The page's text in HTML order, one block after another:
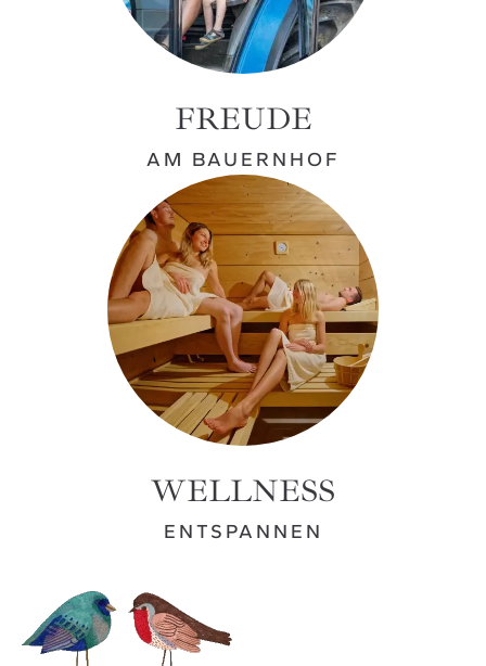
FREUDE
AM BAUERNHOF
WELLNESS
ENTSPANNEN